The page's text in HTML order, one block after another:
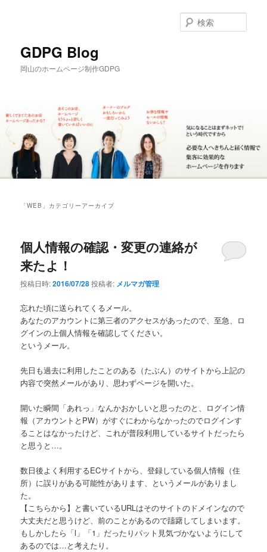
移
動
動
GDPG Blog
岡山のホームページ制作GDPG
索
「WEB 」カテゴリーアーカイブ
個人情報の確認・変更の連絡が
来たよ！
投稿日時:2016/07/28投稿者: メルマガ管理
忘れた頃に送られてくるメール。
あなたのアカウントに第三者のアクセスがあったので、至急、ロ
グインの上個人情報を確認してください。
というメール。
先日も過去に利用したことのある（たぶん）のサイトから上記の
内容で突然メールがあり、思わずページを開いた。
開いた瞬間「あれっ」なんかおかしいと思ったのと、ログイン情
報（アカウントとPW）がすぐにわからなかったのでログインす
ることはなかったけど、これが普段利用しているサイトだったら
と思うと…。
数日後よく利用するECサイトから、登録している個人情報（住
所）に誤りがある可能性があります、というメールがありまし
た。
【こちらから】と書いているURLはそのサイトのドメインなので
大丈夫だと思うけど、前のことがあるので躊躇してしまいます。
もしかしたら「l」「1」だったりパット見気づかないようにして
あるのでは…と考えたり。